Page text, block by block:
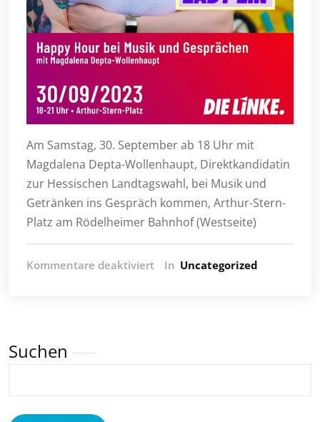
Am Samstag, 30. September ab 18 Uhr mit
Magdalena Depta-Wollenhaupt, Direktkandidatin
zur Hessischen Landtagswahl, bei Musik und
Getränken ins Gespräch kommen, Arthur-Stern-
Platz am Rödelheimer Bahnhof (Westseite)
Kommentare deaktiviertfürIn Uncategorized
Suchen